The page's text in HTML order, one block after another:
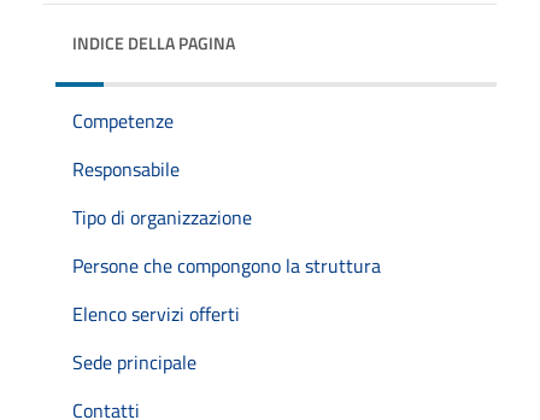
INDICE DELLA PAGINA
Competenze
Responsabile
Tipo di organizzazione
Persone che compongono la struttura
Elenco servizi offerti
Sede principale
Contatti